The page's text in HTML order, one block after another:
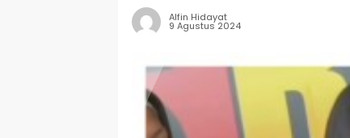
Alfin Hidayat
9 Agustus 2024